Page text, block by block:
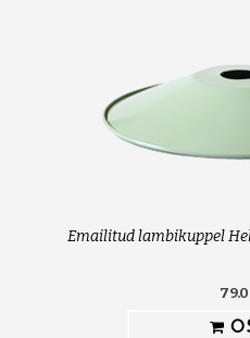
Emailitud lambikuppel